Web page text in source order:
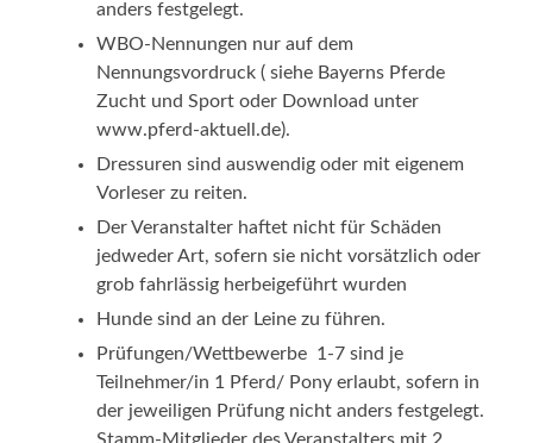
anders festgelegt.
WBO-Nennungen nur auf dem
Nennungsvordruck ( siehe Bayerns Pferde
Zucht und Sport oder Download unter
www.pferd-aktuell.de).
Dressuren sind auswendig oder mit eigenem
Vorleser zu reiten.
Der Veranstalter haftet nicht für Schäden
jedweder Art, sofern sie nicht vorsätzlich oder
grob fahrlässig herbeigeführt wurden
Hunde sind an der Leine zu führen.
Prüfungen/Wettbewerbe 1-7 sind je
Teilnehmer/in 1 Pferd/ Pony erlaubt, sofern in
der jeweiligen Prüfung nicht anders festgelegt.
Stamm-Mitglieder des Veranstalters mit 2